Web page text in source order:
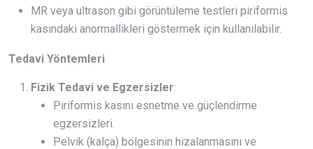
MR veya ultrason gibi görüntüleme testleri piriformis
kasındaki anormallikleri göstermek için kullanılabilir.
Tedavi Yöntemleri
Fizik Tedavi ve Egzersizler:
Piriformis kasını esnetme ve güçlendirme
egzersizleri.
Pelvik (kalça) bölgesinin hizalanmasını ve